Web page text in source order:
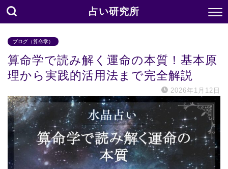
占い研究所
ブログ（算命学）
算命学で読み解く運命の本質！基本原
理から実践的活用法まで完全解説
2026年1月12日